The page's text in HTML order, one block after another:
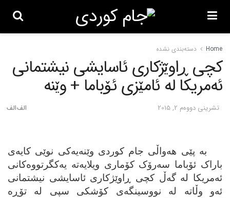
Home دسته‌بندی نشده
کچی ڕاوێژکاری ئاسایشی نیشتمانی
ئه‌مریکا له‌ ئامێزی ئۆباما + وێنه‌
تشرینی دووه‌م 2, 2015
به‌ پێی هه‌واڵی جام کوردی وێنه‌یه‌کی نوێی کایه‌ی
باراک ئۆباما سه‌رۆک کۆماری ویلایه‌ته‌ یه‌کگرتووه‌کانی
ئه‌مریکا له‌ گه‌ڵ کچی ڕاوێژکاری ئاسایشی نیشتمانی
ئه‌و وڵاته‌ له‌ نووسینگه‌ی کۆشکی سپی له‌ تۆڕه‌